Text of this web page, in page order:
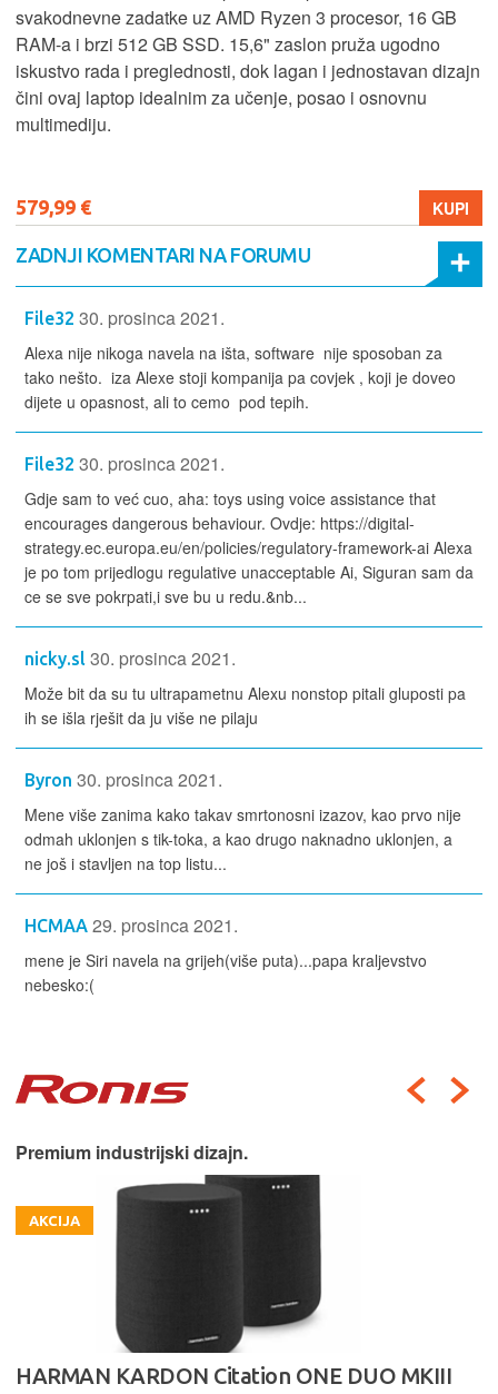
svakodnevne zadatke uz AMD Ryzen 3 procesor, 16 GB
RAM-a i brzi 512 GB SSD. 15,6" zaslon pruža ugodno
iskustvo rada i preglednosti, dok lagan i jednostavan dizajn
čini ovaj laptop idealnim za učenje, posao i osnovnu
multimediju.
579,99 € KUPI
ZADNJI KOMENTARI NA FORUMU
File32 30. prosinca 2021.
Alexa nije nikoga navela na išta, software nije sposoban za
tako nešto. iza Alexe stoji kompanija pa covjek , koji je doveo
dijete u opasnost, ali to cemo pod tepih.
File32 30. prosinca 2021.
Gdje sam to već cuo, aha: toys using voice assistance that
encourages dangerous behaviour. Ovdje: https://digital-
strategy.ec.europa.eu/en/policies/regulatory-framework-ai Alexa
je po tom prijedlogu regulative unacceptable Ai, Siguran sam da
ce se sve pokrpati,i sve bu u redu.&nb...
nicky.sl 30. prosinca 2021.
Može bit da su tu ultrapametnu Alexu nonstop pitali gluposti pa
ih se išla rješit da ju više ne pilaju
Byron 30. prosinca 2021.
Mene više zanima kako takav smrtonosni izazov, kao prvo nije
odmah uklonjen s tik-toka, a kao drugo naknadno uklonjen, a
ne još i stavljen na top listu...
HCMAA 29. prosinca 2021.
mene je Siri navela na grijeh(više puta)...papa kraljevstvo
nebesko:(
Premium industrijski dizajn.
AKCIJA
HARMAN KARDON Citation ONE DUO MKIII